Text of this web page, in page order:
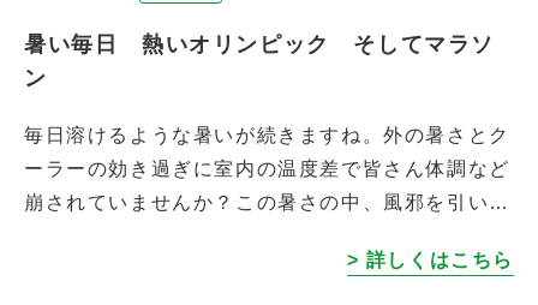
暑い毎日 熱いオリンピック そしてマラソ
ン
毎日溶けるような暑いが続きますね。外の暑さとク
ーラーの効き過ぎに室内の温度差で皆さん体調など
崩されていませんか？この暑さの中、風邪を引いて
リではオリンピックで毎日熱い戦いが行 […]
> 詳しくはこちら